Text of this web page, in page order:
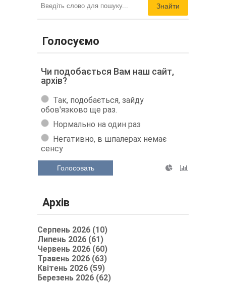
Знайти
Голосуємо
Чи подобається Вам наш сайт,
архів?
Так, подобається, зайду
обов'язково ще раз.
Нормально на один раз
Негативно, в шпалерах немає
сенсу
Голосовать
Архів
Серпень 2026 (10)
Липень 2026 (61)
Червень 2026 (60)
Травень 2026 (63)
Квітень 2026 (59)
Березень 2026 (62)